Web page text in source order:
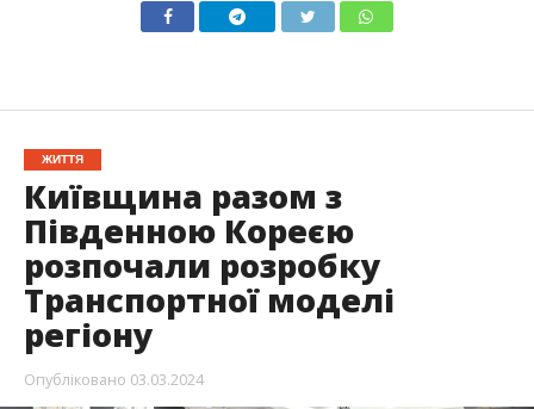
ЖИТТЯ
Київщина разом з
Південною Кореєю
розпочали розробку
Транспортної моделі
регіону
Опубліковано 03.03.2024